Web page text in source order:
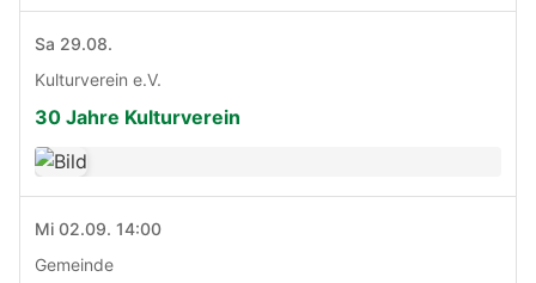
Sa 29.08.
Kulturverein e.V.
30 Jahre Kulturverein
Mi 02.09. 14:00
Gemeinde